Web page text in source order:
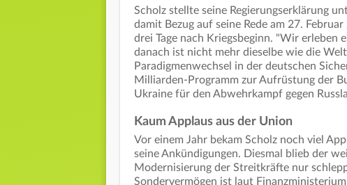
Scholz stellte seine Regierungserklärung
damit Bezug auf seine Rede am 27.
drei Tage nach Kriegsbeginn. "Wir erleben
danach ist nicht mehr dieselbe wie die
Paradigmenwechsel in der deutschen
Milliarden-Programm zur Aufrüstung der
Ukraine für den Abwehrkampf gegen
Kaum Applaus aus der Union
Vor einem Jahr bekam Scholz noch viel
seine Ankündigungen. Diesmal blieb der
Modernisierung der Streitkräfte nur
Sondervermögen ist laut